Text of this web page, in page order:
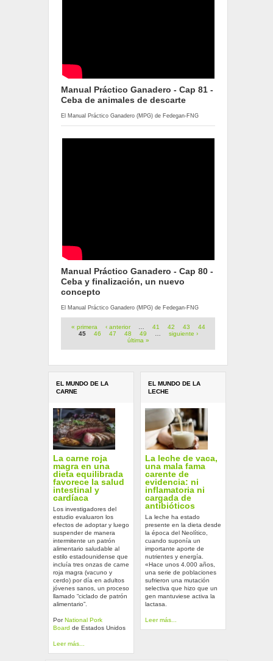
Manual Práctico Ganadero - Cap 81 -
Ceba de animales de descarte
El Manual Práctico Ganadero (MPG) de Fedegan-FNG
Manual Práctico Ganadero - Cap 80 -
Ceba y finalización, un nuevo
concepto
El Manual Práctico Ganadero (MPG) de Fedegan-FNG
Páginas
« primera ‹ anterior … 41 42 43
44
45
46 47 48 49 …
siguiente ›
última »
EL MUNDO DE LA
CARNE
La carne roja
magra en una
dieta equilibrada
favorece la salud
intestinal y
cardíaca
Los investigadores del
estudio evaluaron los
efectos de adoptar y luego
suspender de manera
intermitente un patrón
alimentario saludable al
estilo estadounidense que
incluía tres onzas de carne
roja magra (vacuno y
cerdo) por día en adultos
jóvenes sanos, un proceso
llamado “ciclado de patrón
alimentario”.
PorNational Pork
Board de Estados Unidos
Leer más...
EL MUNDO DE LA
LECHE
La leche de vaca,
una mala fama
carente de
evidencia: ni
inflamatoria ni
cargada de
antibióticos
La leche ha estado
presente en la dieta desde
la época del Neolítico,
cuando suponía un
importante aporte de
nutrientes y energía.
«Hace unos 4.000 años,
una serie de poblaciones
sufrieron una mutación
selectiva que hizo que un
gen mantuviese activa la
lactasa.
Leer más...